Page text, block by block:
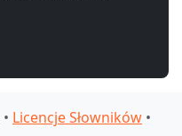
Licencje Słowników •